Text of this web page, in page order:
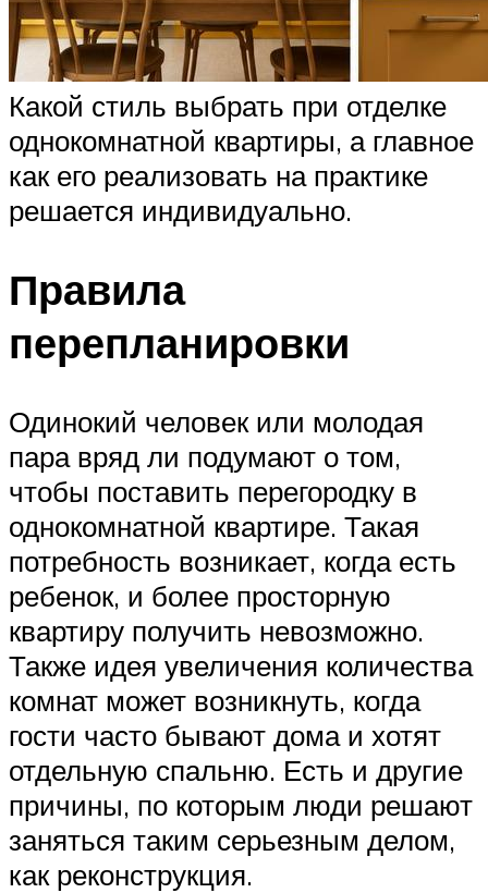
Какой стиль выбрать при отделке
однокомнатной квартиры, а главное
как его реализовать на практике
решается индивидуально.
Правила
перепланировки
Одинокий человек или молодая
пара вряд ли подумают о том,
чтобы поставить перегородку в
однокомнатной квартире. Такая
потребность возникает, когда есть
ребенок, и более просторную
квартиру получить невозможно.
Также идея увеличения количества
комнат может возникнуть, когда
гости часто бывают дома и хотят
отдельную спальню. Есть и другие
причины, по которым люди решают
заняться таким серьезным делом,
как реконструкция.